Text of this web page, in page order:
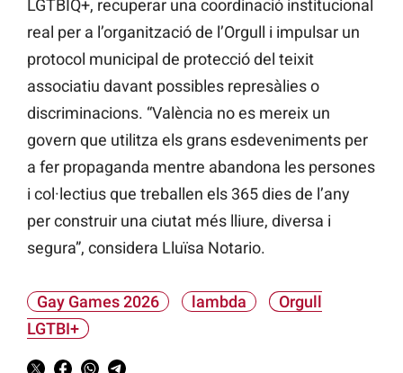
LGTBIQ+, recuperar una coordinació institucional
real per a l’organització de l’Orgull i impulsar un
protocol municipal de protecció del teixit
associatiu davant possibles represàlies o
discriminacions. “València no es mereix un
govern que utilitza els grans esdeveniments per
a fer propaganda mentre abandona les persones
i col·lectius que treballen els 365 dies de l’any
per construir una ciutat més lliure, diversa i
segura”, considera Lluïsa Notario.
Gay Games 2026 lambda
Orgull
LGTBI+